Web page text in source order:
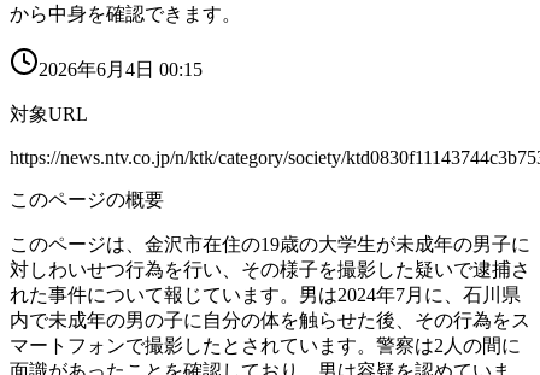
から中身を確認できます。
2026年6月4日 00:15
対象URL
https://news.ntv.co.jp/n/ktk/category/society/
このページの概要
このページは、金沢市在住の19歳の大学生が未成年の男子に
対しわいせつ行為を行い、その様子を撮影した疑いで逮捕さ
れた事件について報じています。男は2024年7月に、石川県
内で未成年の男の子に自分の体を触らせた後、その行為をス
マートフォンで撮影したとされています。警察は2人の間に
面識があったことを確認しており、男は容疑を認めていま